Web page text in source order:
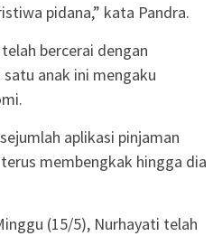
pidana,” kata Pandra.
bercerai dengan
anak ini mengaku
aplikasi pinjaman
membengkak hingga dia
(15/5), Nurhayati telah